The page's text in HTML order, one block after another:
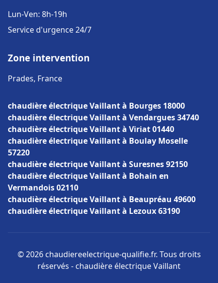
Lun-Ven: 8h-19h
Service d'urgence 24/7
Zone intervention
Prades, France
chaudière électrique Vaillant à Bourges 18000
chaudière électrique Vaillant à Vendargues 34740
chaudière électrique Vaillant à Viriat 01440
chaudière électrique Vaillant à Boulay Moselle
57220
chaudière électrique Vaillant à Suresnes 92150
chaudière électrique Vaillant à Bohain en
Vermandois 02110
chaudière électrique Vaillant à Beaupréau 49600
chaudière électrique Vaillant à Lezoux 63190
© 2026 chaudiereelectrique-qualifie.fr. Tous droits
réservés - chaudière électrique Vaillant